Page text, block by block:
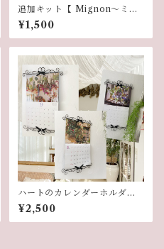
追加キット【 Mignon〜ミニ
ハンガー〜】
¥1,500
ハートのカレンダーホルダー
（単品）
¥2,500